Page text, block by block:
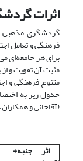
اثرات
گردشگری مذهبی
فرهنگی و تعامل
برای هر جامعه‌ای
مثبت آن تقویت و از
متنوع فرهنگی و
جدول زیر به
(آقاجانی و همکاران، 1394).
اثر جنبه+